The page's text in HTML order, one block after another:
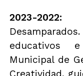
2023-
educativos
Municipal de
Creatividad,